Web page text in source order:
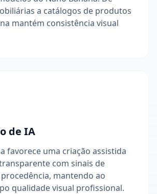
a catálogos de produtos
mantém consistência visual
de IA
favorece uma criação assistida
com sinais de
mantendo ao
qualidade visual profissional.